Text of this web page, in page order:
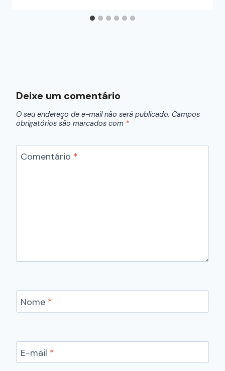
Deixe um comentário
O seu endereço de e-mail não será publicado. Campos
obrigatórios são marcados com *
Comentário *
Nome *
E-mail *